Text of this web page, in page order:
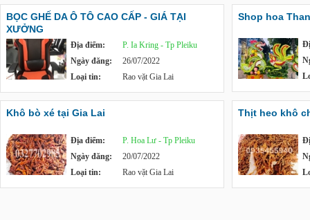
BỌC GHẾ DA Ô TÔ CAO CẤP - GIÁ TẠI
XƯỞNG
Địa điểm:
P. Ia Kring - Tp Pleiku
Ngày đăng:
26/07/2022
Loại tin:
Rao vặt Gia Lai
Shop hoa
Khô bò xé tại Gia Lai
Địa điểm:
P. Hoa Lư - Tp Pleiku
Ngày đăng:
20/07/2022
Loại tin:
Rao vặt Gia Lai
Thịt heo khô